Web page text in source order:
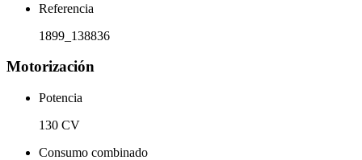
Referencia
1899_138836
Motorización
Potencia
130 CV
Consumo combinado